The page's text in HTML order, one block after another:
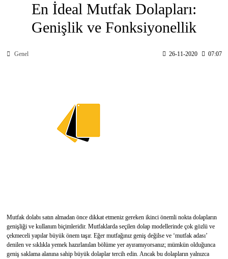
En İdeal Mutfak Dolapları:
Genişlik ve Fonksiyonellik
Genel 26-11-2020 07:07
Mutfak dolabı satın almadan önce dikkat etmeniz gereken ikinci önemli nokta dolapların
genişliği ve kullanım biçimleridir. Mutfaklarda seçilen dolap modellerinde çok gözlü ve
çekmeceli yapılar büyük önem taşır. Eğer mutfağınız geniş değilse ve ‘mutfak adası’
denilen ve sıklıkla yemek hazırlanılan bölüme yer ayıramıyorsanız; mümkün olduğunca
geniş saklama alanına sahip büyük dolaplar tercih edin. Ancak bu dolapların yalnızca